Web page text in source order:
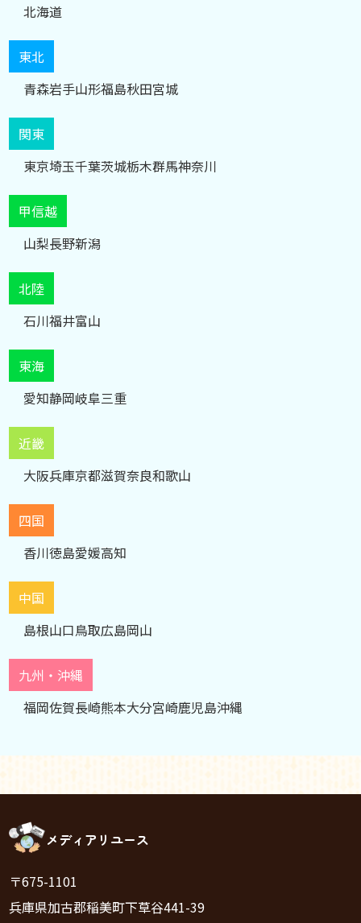
北海道
東北
青森岩手山形福島秋田宮城
関東
東京埼玉千葉茨城栃木群馬神奈川
甲信越
山梨長野新潟
北陸
石川福井富山
東海
愛知静岡岐阜三重
近畿
大阪兵庫京都滋賀奈良和歌山
四国
香川徳島愛媛高知
中国
島根山口鳥取広島岡山
九州・沖縄
福岡佐賀長崎熊本大分宮崎鹿児島沖縄
メディアリユース
〒675-1101
兵庫県加古郡稲美町下草谷441-39